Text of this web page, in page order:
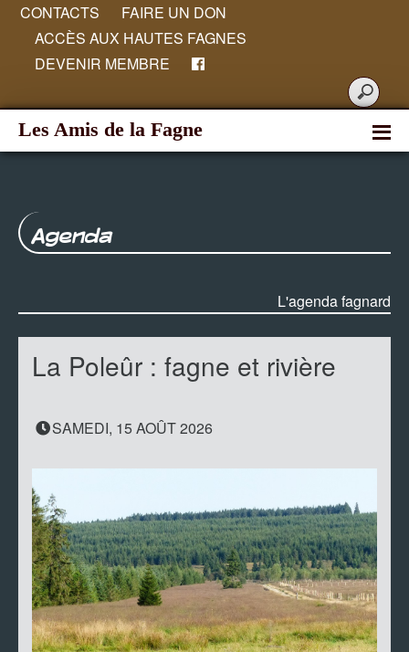
CONTACTS
FAIRE UN DON
ACCÈS AUX HAUTES FAGNES
DEVENIR MEMBRE
Les Amis de la Fagne
Agenda
L'agenda fagnard
La Poleûr : fagne et rivière
SAMEDI, 15 AOÛT 2026